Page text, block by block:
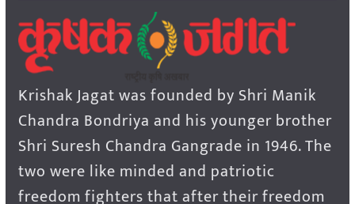
Krishak Jagat was founded by Shri Manik
Chandra Bondriya and his younger brother
Shri Suresh Chandra Gangrade in 1946. The
two were like minded and patriotic
freedom fighters that after their freedom